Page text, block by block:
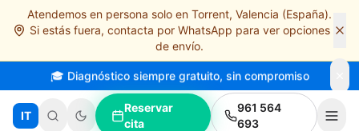
Saltar al contenido principal
Atendemos en persona solo en Torrent, Valencia (España).
Si estás fuera, contacta por WhatsApp para ver opciones
de envío.
🎓 Diagnóstico siempre gratuito, sin compromiso
IT
Reservar
cita
961 564
693